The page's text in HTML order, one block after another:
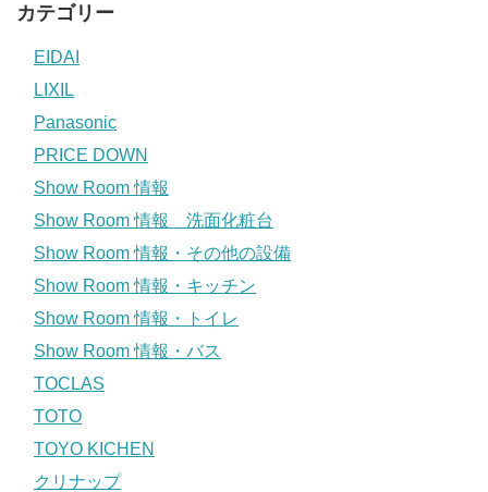
カテゴリー
EIDAI
LIXIL
Panasonic
PRICE DOWN
Show Room 情報
Show Room 情報 洗面化粧台
Show Room 情報・その他の設備
Show Room 情報・キッチン
Show Room 情報・トイレ
Show Room 情報・バス
TOCLAS
TOTO
TOYO KICHEN
クリナップ